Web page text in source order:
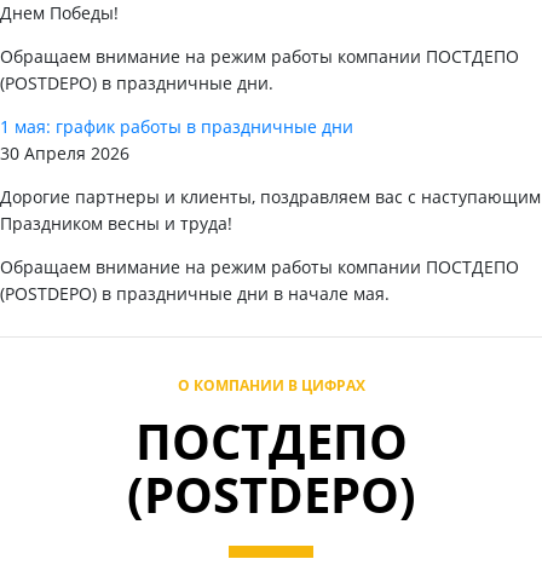
Днем Победы!
Обращаем внимание на режим работы компании ПОСТДЕПО
(POSTDEPO) в праздничные дни.
1 мая: график работы в праздничные дни
30 Апреля 2026
Дорогие партнеры и клиенты, поздравляем вас с наступающим
Праздником весны и труда!
Обращаем внимание на режим работы компании ПОСТДЕПО
(POSTDEPO) в праздничные дни в начале мая.
О КОМПАНИИ В ЦИФРАХ
ПОСТДЕПО
(POSTDEPO)